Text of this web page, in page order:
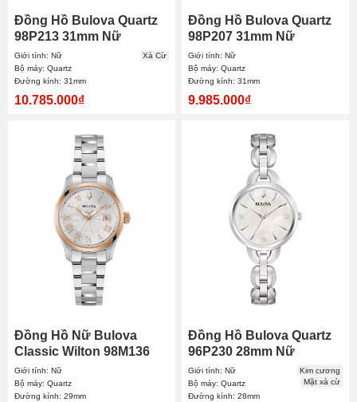
Đồng Hồ Bulova Quartz
98P213 31mm Nữ
Giới tính: Nữ
Bộ máy: Quartz
Đường kính: 31mm
Xà Cừ
10.785.000₫
Đồng Hồ Bulova Quartz
98P207 31mm Nữ
Giới tính: Nữ
Bộ máy: Quartz
Đường kính: 31mm
9.985.000₫
Đồng Hồ Nữ Bulova
Classic Wilton 98M136
29mm
Giới tính: Nữ
Bộ máy: Quartz
Đường kính: 29mm
Đồng Hồ Bulova Quartz
96P230 28mm Nữ
Giới tính: Nữ
Bộ máy: Quartz
Đường kính: 28mm
Kim cương
Mặt xà cừ